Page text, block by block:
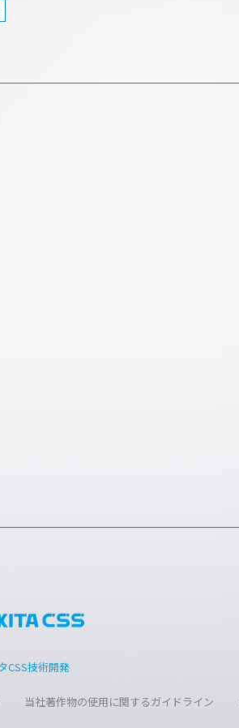
当社著作物の使用に関するガイドライン